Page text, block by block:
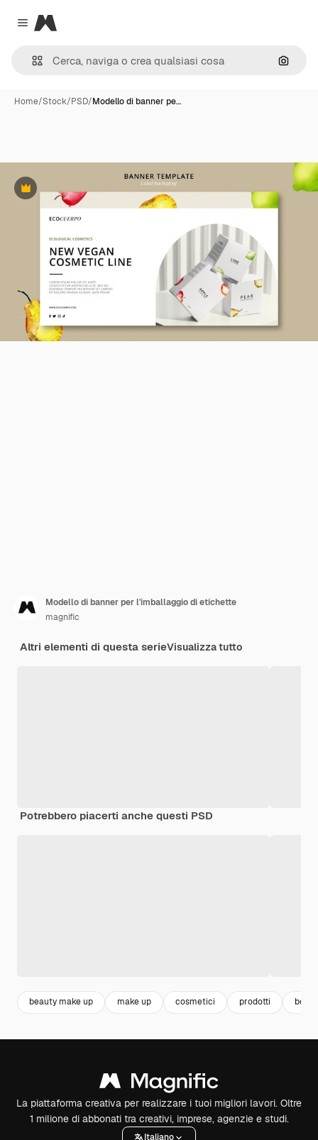
Close menu
Magnific
Cerca
Home/Stock/PSD/Modello di banner pe…
Premium
Modello di banner per l'imballaggio di etichette
magnific
Altri elementi di questa serieVisualizza tutto
Potrebbero piacerti anche questi PSD
beauty make up make up cosmetici prodotti
La piattaforma creativa per realizzare i tuoi migliori lavori. Oltre
1 milione di abbonati tra creativi, imprese, agenzie e studi.
Italiano